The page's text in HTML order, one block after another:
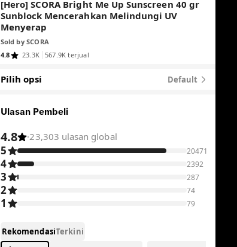
[Hero] SCORA Bright Me Up Sunscreen 40 gr
Sunblock Mencerahkan Melindungi UV
Menyerap
Sold bySCORA
4.8
23.3K 567.9K terjual
Pilih opsi Default
Ulasan Pembeli
4.8 ·23,303 ulasan global
5 20471
4 2392
3 287
2 74
1 79
RekomendasiTerkini